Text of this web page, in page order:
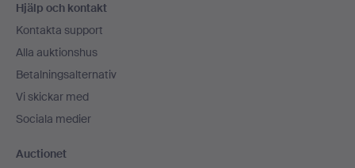
Hjälp och kontakt
Kontakta support
Alla auktionshus
Betalningsalternativ
Vi skickar med
Sociala medier
Auctionet